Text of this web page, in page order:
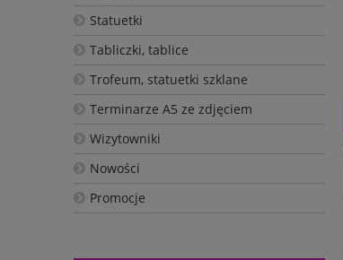
Statuetki
Tabliczki, tablice
Trofeum, statuetki szklane
Terminarze A5 ze zdjęciem
Wizytowniki
Nowości
Promocje